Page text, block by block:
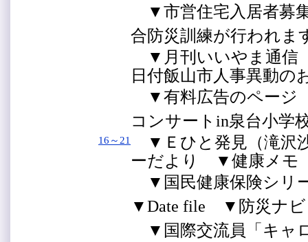
▼市営住宅入居者募
合防災訓練が行われま
▼月刊いいやま通
日付飯山市人事異動
▼有料広告のページ
コンサートin泉台小学
16～21
▼Ｅひと発見（滝沢
ーだより ▼健康メ
▼国民健康保険シリ
▼Date file ▼防災ナ
▼国際交流員「キャ